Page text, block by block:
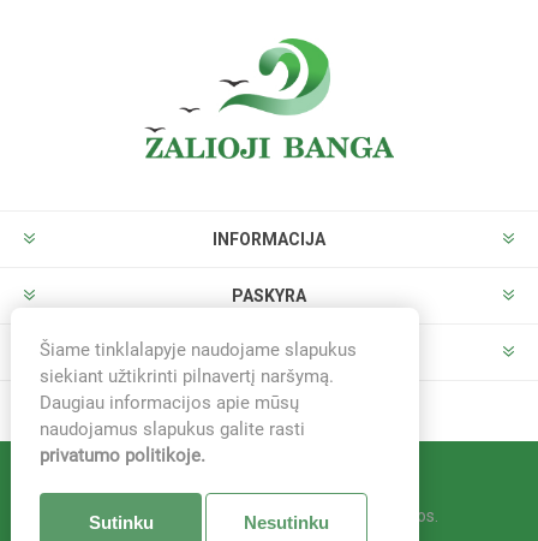
INFORMACIJA
PASKYRA
PARDUOTUVĖ
© 2026 Žalioji banga. Visos teisės saugomos.
Šiame tinklalapyje naudojame slapukus
siekiant užtikrinti pilnavertį naršymą.
Daugiau informacijos apie mūsų
naudojamus slapukus galite rasti
privatumo politikoje.
Sutinku Nesutinku